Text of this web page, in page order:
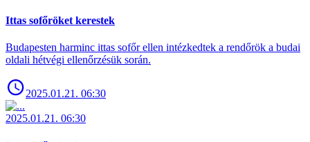
Ittas sofőröket kerestek
Budapesten harminc ittas sofőr ellen intézkedtek a rendőrök a budai
oldali hétvégi ellenőrzésük során.
2025.01.21. 06:30
2025.01.21. 06:30